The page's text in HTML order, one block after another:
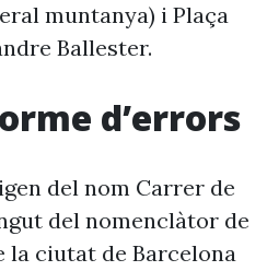
muntanya) i Plaça
Ballester.
d’errors
del nom Carrer de
del nomenclàtor de
la ciutat de Barcelona